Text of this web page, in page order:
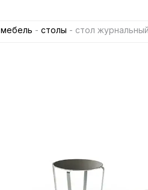
мебель - столы - стол